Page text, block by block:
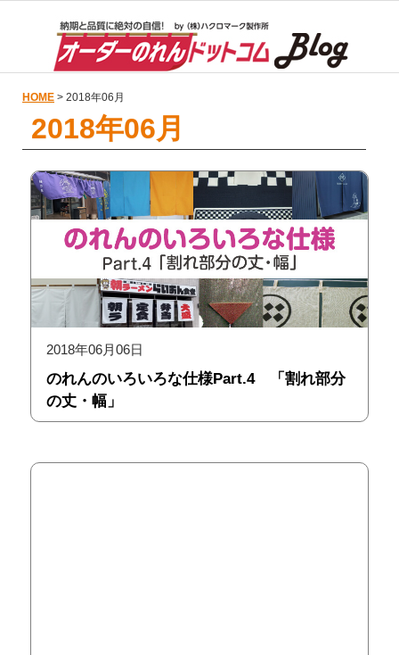
HOME > 2018年06月
2018年06月
2018年06月06日
のれんのいろいろな仕様Part.4 「割れ部分
の丈・幅」